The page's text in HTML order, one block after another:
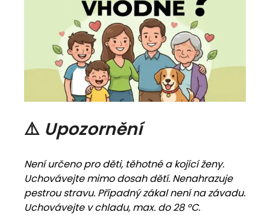
⚠️ Upozornění
Není určeno pro děti, těhotné a kojící ženy.
Uchovávejte mimo dosah dětí. Nenahrazuje
pestrou stravu. Případný zákal není na závadu.
Uchovávejte v chladu, max. do 28 °C.